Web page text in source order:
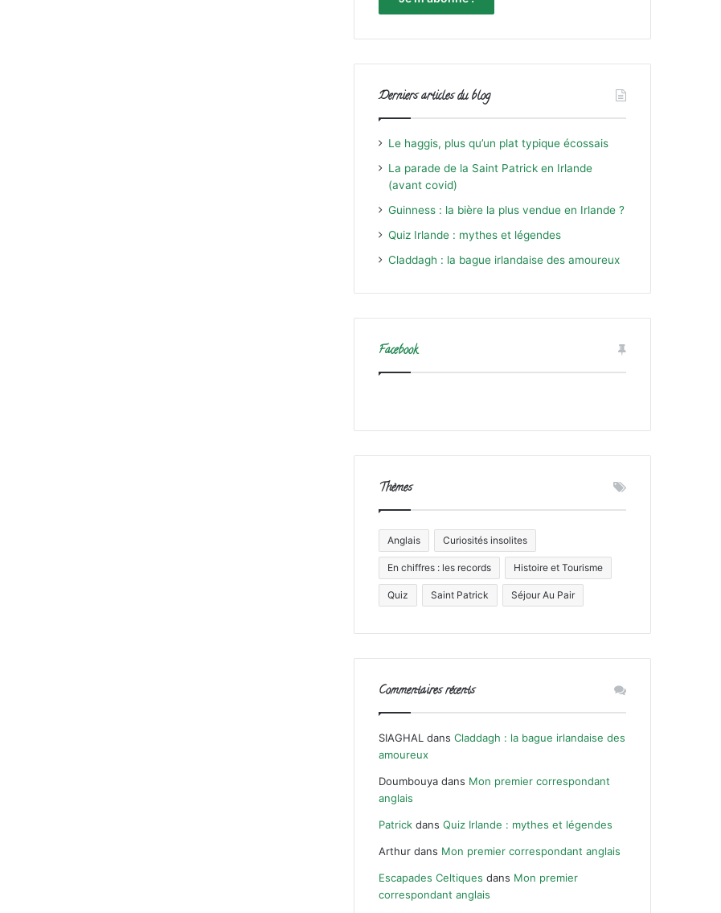
Derniers articles du blog
Le haggis, plus qu’un plat typique écossais
La parade de la Saint Patrick en Irlande
(avant covid)
Guinness : la bière la plus vendue en Irlande ?
Quiz Irlande : mythes et légendes
Claddagh : la bague irlandaise des amoureux
Facebook
Thèmes
Anglais Curiosités insolites
En chiffres : les records Histoire et Tourisme
Quiz Saint Patrick Séjour Au Pair
Commentaires récents
SIAGHAL dansCladdagh : la bague irlandaise des
amoureux
Doumbouya dans Mon premier correspondant
anglais
Patrick dansQuiz Irlande : mythes et légendes
Arthur dans Mon premier correspondant anglais
Escapades Celtiques dans Mon premier
correspondant anglais